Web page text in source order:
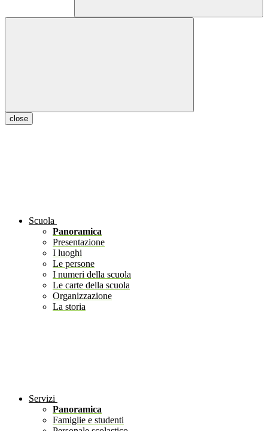
close
Scuola
Panoramica
Presentazione
I luoghi
Le persone
I numeri della scuola
Le carte della scuola
Organizzazione
La storia
Servizi
Panoramica
Famiglie e studenti